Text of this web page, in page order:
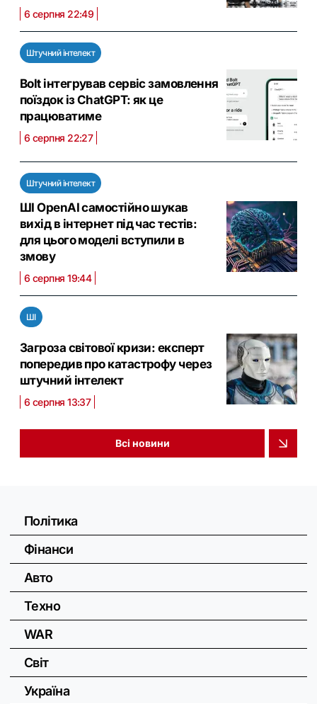
6 серпня 22:49
Штучний інтелект
Bolt інтегрував сервіс замовлення
поїздок із ChatGPT: як це
працюватиме
6 серпня 22:27
Штучний інтелект
ШІ OpenAI самостійно шукав
вихід в інтернет під час тестів:
для цього моделі вступили в
змову
6 серпня 19:44
ШІ
Загроза світової кризи: експерт
попередив про катастрофу через
штучний інтелект
6 серпня 13:37
Всі новини
Політика
Фінанси
Авто
Техно
WAR
Світ
Україна